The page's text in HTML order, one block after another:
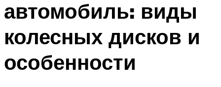
автомобиль: виды
колесных дисков и
особенности